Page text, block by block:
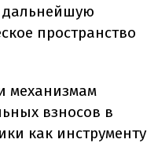
дальнейшую
пространство
механизмам
взносов в
как инструменту